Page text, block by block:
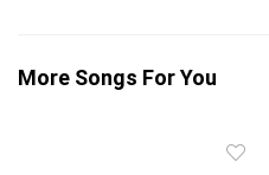
More Songs For You